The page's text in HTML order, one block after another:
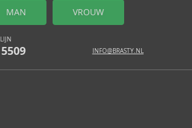
MAN VROUW
INFO@BRASTY.NL